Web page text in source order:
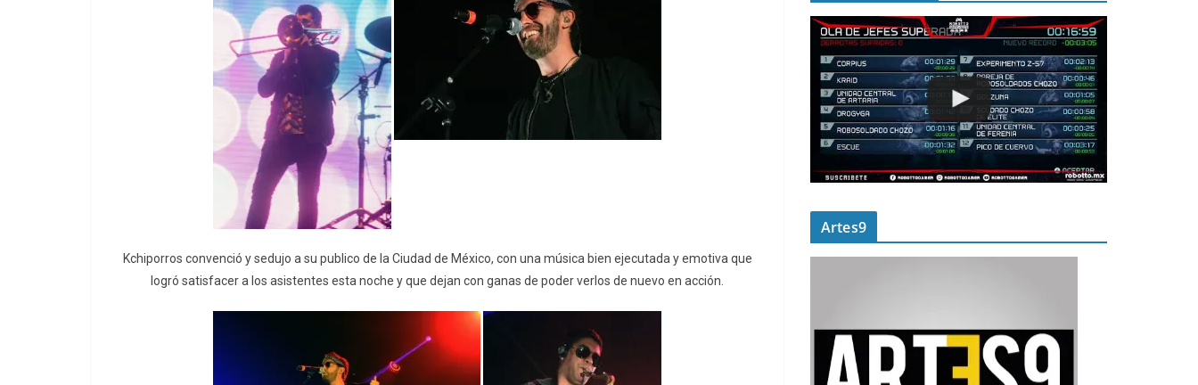
Kchiporros convenció y sedujo a su publico de la Ciudad de México, con una música bien ejecutada y emotiva que
logró satisfacer a los asistentes esta noche y que dejan con ganas de poder verlos de nuevo en acción.
Artes9